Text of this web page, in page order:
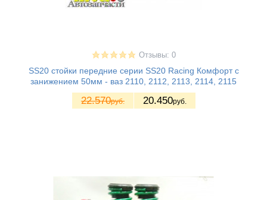
Отзывы: 0
SS20 стойки передние серии SS20 Racing Комфорт с
занижением 50мм - ваз 2110, 2112, 2113, 2114, 2115
22.570руб. 20.450руб.